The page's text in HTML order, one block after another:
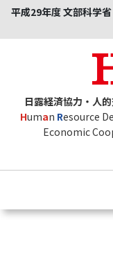
平成29年度 文部科学
日露経済協力・人
Human Resource
Economic